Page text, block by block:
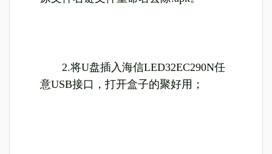
2.将U盘插入海信LED32EC290N任
意USB接口，打开盒子的聚好用；